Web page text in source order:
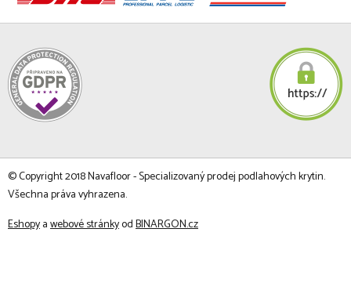
© Copyright 2018 Navafloor - Specializovaný prodej podlahových krytin.
Všechna práva vyhrazena.
Eshopyawebové stránkyodBINARGON.cz